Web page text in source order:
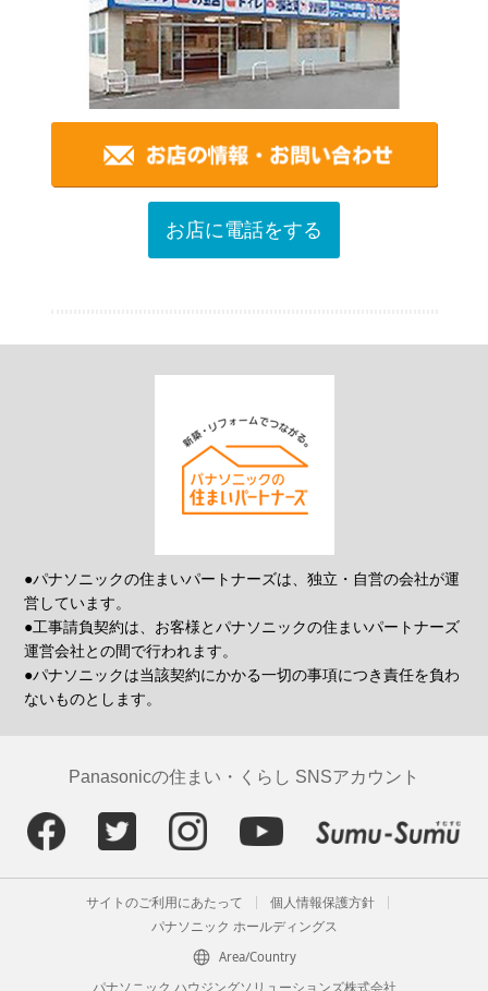
お店に電話をする
●パナソニックの住まいパートナーズは、独立・自営の会社が運
営しています。
●工事請負契約は、お客様とパナソニックの住まいパートナーズ
運営会社との間で行われます。
●パナソニックは当該契約にかかる一切の事項につき責任を負わ
ないものとします。
Panasonicの住まい・くらし SNSアカウント
サイトのご利用にあたって
個人情報保護方針
パナソニック ホールディングス
Area/Country